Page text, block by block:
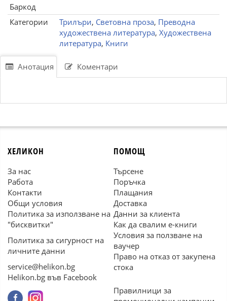
Баркод
Категории
Трилъри, Световна проза, Преводна
художествена литература, Художествена
литература, Книги
Анотация Коментари
ХЕЛИКОН
За нас
Работа
Контакти
Общи условия
Политика за използване на
"бисквитки"
Политика за сигурност на
личните данни
service@helikon.bg
Helikon.bg във Facebook
ПОМОЩ
Търсене
Поръчка
Плащания
Доставка
Данни за клиента
Как да свалим е-книги
Условия за ползване на
ваучер
Право на отказ от закупена
стока
Правилници за